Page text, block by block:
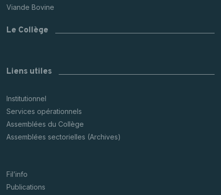
Viande Bovine
Le Collège
Liens utiles
Institutionnel
Services opérationnels
Assemblées du Collège
Assemblées sectorielles (Archives)
Fil’info
Publications